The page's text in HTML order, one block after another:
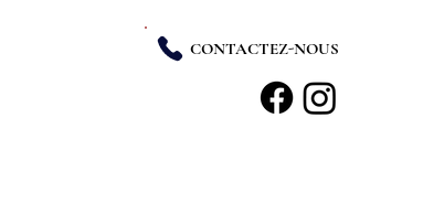
CONTACTEZ-NOUS